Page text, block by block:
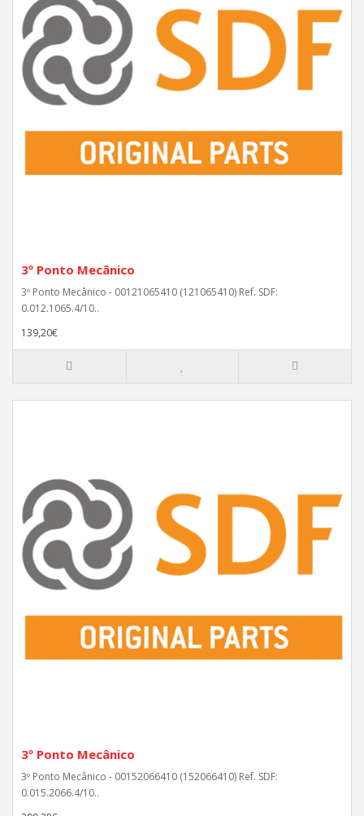
3º Ponto Mecânico
3º Ponto Mecânico - 00121065410 (121065410) Ref. SDF:
0.012.1065.4/10..
139,20€
3º Ponto Mecânico
3º Ponto Mecânico - 00152066410 (152066410) Ref. SDF:
0.015.2066.4/10..